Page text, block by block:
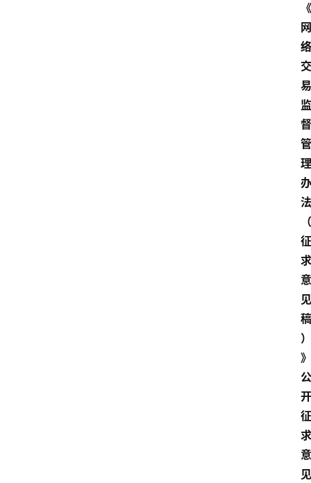
《
网
络
交
易
监
督
管
理
办
法
（
征
求
意
见
稿
）
》
公
开
征
求
意
见